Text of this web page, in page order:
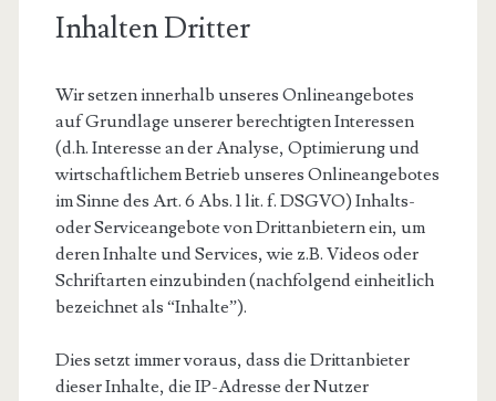
Inhalten Dritter
Wir setzen innerhalb unseres Onlineangebotes
auf Grundlage unserer berechtigten Interessen
(d.h. Interesse an der Analyse, Optimierung und
wirtschaftlichem Betrieb unseres Onlineangebotes
im Sinne des Art. 6 Abs. 1 lit. f. DSGVO) Inhalts-
oder Serviceangebote von Drittanbietern ein, um
deren Inhalte und Services, wie z.B. Videos oder
Schriftarten einzubinden (nachfolgend einheitlich
bezeichnet als “Inhalte”).
Dies setzt immer voraus, dass die Drittanbieter
dieser Inhalte, die IP-Adresse der Nutzer